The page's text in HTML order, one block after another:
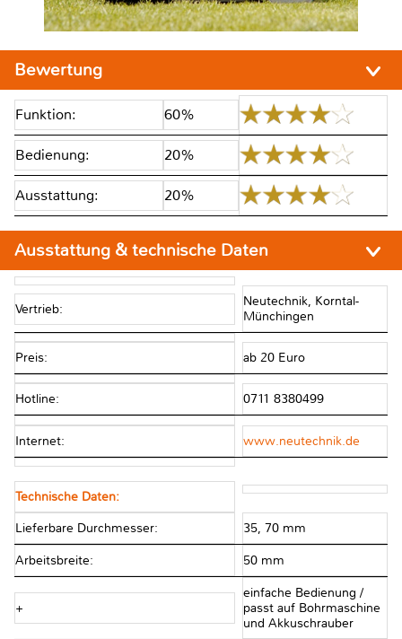
Bewertung
Funktion: 60%
Bedienung: 20%
Ausstattung: 20%
Ausstattung & technische Daten
Vertrieb:
Neutechnik, Korntal-
Münchingen
Preis: ab 20 Euro
Hotline: 0711 8380499
Internet: www.neutechnik.de
Technische Daten:
Lieferbare Durchmesser: 35, 70 mm
Arbeitsbreite: 50 mm
+
einfache Bedienung /
passt auf Bohrmaschine
und Akkuschrauber